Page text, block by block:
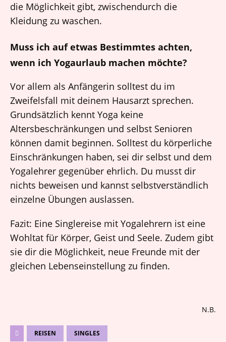
die Möglichkeit gibt, zwischendurch die
Kleidung zu waschen.
Muss ich auf etwas Bestimmtes achten,
wenn ich Yogaurlaub machen möchte?
Vor allem als Anfängerin solltest du im
Zweifelsfall mit deinem Hausarzt sprechen.
Grundsätzlich kennt Yoga keine
Altersbeschränkungen und selbst Senioren
können damit beginnen. Solltest du körperliche
Einschränkungen haben, sei dir selbst und dem
Yogalehrer gegenüber ehrlich. Du musst dir
nichts beweisen und kannst selbstverständlich
einzelne Übungen auslassen.
Fazit: Eine Singlereise mit Yogalehrern ist eine
Wohltat für Körper, Geist und Seele. Zudem gibt
sie dir die Möglichkeit, neue Freunde mit der
gleichen Lebenseinstellung zu finden.
N.B.
REISEN SINGLES